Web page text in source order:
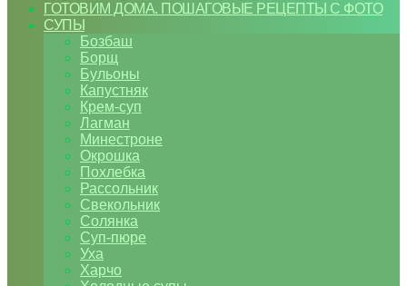
ГОТОВИМ ДОМА. ПОШАГОВЫЕ РЕЦЕПТЫ С ФОТО
СУПЫ
Бозбаш
Борщ
Бульоны
Капустняк
Крем-суп
Лагман
Минестроне
Окрошка
Похлебка
Рассольник
Свекольник
Солянка
Суп-пюре
Уха
Харчо